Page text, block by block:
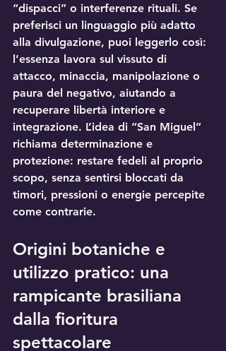
“dispacci” o interferenze rituali. Se
preferisci un linguaggio più adatto
alla divulgazione, puoi leggerlo così:
l’essenza lavora sul vissuto di
attacco, minaccia, manipolazione o
paura del negativo, aiutando a
recuperare libertà interiore e
integrazione. L’idea di “San Miguel”
richiama determinazione e
protezione: restare fedeli al proprio
scopo, senza sentirsi bloccati da
timori, pressioni o energie percepite
come contrarie.
Origini botaniche e
utilizzo pratico: una
rampicante brasiliana
dalla fioritura
spettacolare